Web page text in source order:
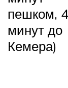
пешком,
минут до
Кемера)